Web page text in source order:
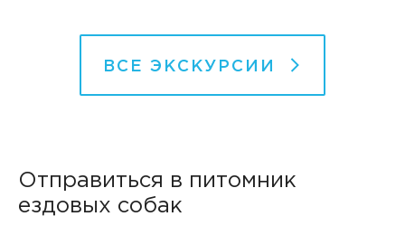
ВСЕ ЭКСКУРСИИ
Отправиться в питомник
ездовых собак